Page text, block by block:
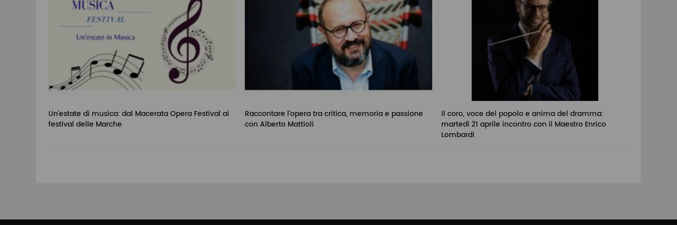
Un'estate di musica: dal Macerata Opera Festival ai
festival delle Marche
Raccontare l’opera tra critica, memoria e passione
con Alberto Mattioli
Il coro, voce del popolo e anima del dramma:
martedì 21 aprile incontro con il Maestro Enrico
Lombardi